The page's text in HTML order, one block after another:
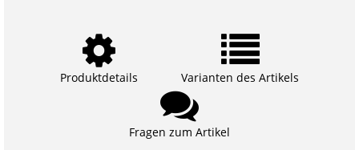
Produktdetails Varianten des Artikels
Fragen zum Artikel